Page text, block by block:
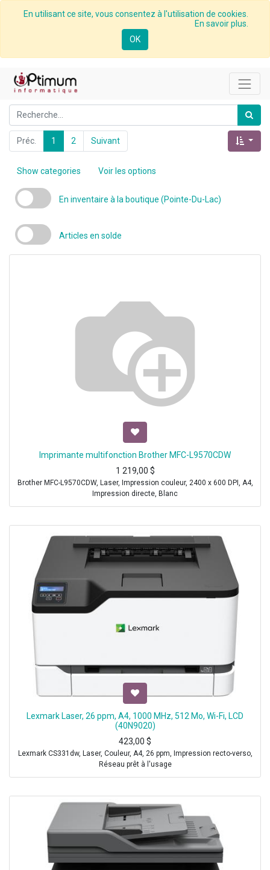
En utilisant ce site, vous consentez à l'utilisation de cookies.
En savoir plus.
OK
Préc. 1 2 Suivant
Show categories Voir les options
En inventaire à la boutique (Pointe-Du-Lac)
Articles en solde
Imprimante multifonction Brother MFC-L9570CDW
1 219,00 $
Brother MFC-L9570CDW, Laser, Impression couleur, 2400 x 600 DPI, A4,
Impression directe, Blanc
Lexmark Laser, 26 ppm, A4, 1000 MHz, 512 Mo, Wi-Fi, LCD
(40N9020)
423,00 $
Lexmark CS331dw, Laser, Couleur, A4, 26 ppm, Impression recto-verso,
Réseau prêt à l'usage